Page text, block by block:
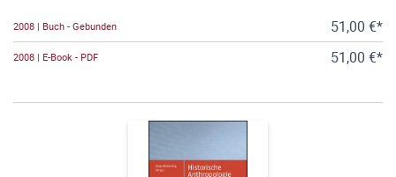
2008 | Buch - Gebunden 51,00 €*
2008 | E-Book - PDF 51,00 €*